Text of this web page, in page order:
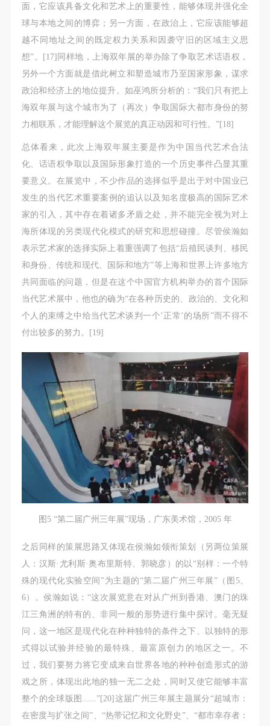
面，它应该具备文化和艺术上的重要性，能够体现并强化全
球与本地之间的博弈；另一方面，在政治上，它应该能够超
越不同地址之间的既定权力关系和因袭守旧的区域主义思
想”。[17]同样地，上海双年展的举办除了争取艺术话语权，
另外一个方面就是借此树立和塑造城市乃至国家形象，谋求
政治和经济上的地位提升。如巫鸿所分析的：“我们只有把上
海双年展与这个城市为了（再次）争取国际大都市身份的努
力相联系，才能理解这个展览的真正动因和可行性。”[18]
总体看来，此次上海双年展主要是作为中国当代艺术合法
化、话语权争取以及国际形象打造的一个历史事件凸显其重
要意义。在展览中，不少作品的选择似乎是出于对中国业已
发生的当代艺术重要案例的追认以及知名度极高的国际艺术
家的引入，其中存在着诸多矛盾之处，并不能完全视为对上
海所体现的另类现代化模式的研究和思想碰撞。尽管侯瀚如
表示艺术家的选择实际上着重强调了包括“后殖民谈判、移民
和身份、传统和现代、国际和地方”等上海和世界上许多地方
共同面临的问题，但是在这个中国官方机构举办的首个国际
当代艺术展中，他也的确为“在各种历史的、政治的、文化和
个人的束缚之中给当代艺术谈判一个’正常’的场所”而不得不
付出较多的努力。[19]
图5 “第二届广州三年展”现场，广东美术馆，2005 年
之后同样的策展思路又体现在侯瀚如领衔策划（另两位策展
人：汉斯·尤利斯·奥布里斯特、郭晓彦）的以“别样：一个特
殊的现代化实验空间”为主题的“第二届广州三年展”（图5、
6）。侯瀚如说：“这次展览意在对从广州到香港、澳门的珠
江三角洲的特有的、非同一般的形势进行集中探讨。毫无疑
问，这一地区是现代化在种种独特的条件之下、以独特的形
式得以试验并经验的最特殊、最富原创力的地区之一。不
过，我们要努力将它变成来自世界各地的种种创造形式的游
戏之所，体现出此地的独一无二之处，同时又使它能够丰富
整个的全球版图......”[20]这届广州三年展主题展分“超城市：
在密度与扩张之间”、“热带记忆和文化野史”、“都市幸存者：